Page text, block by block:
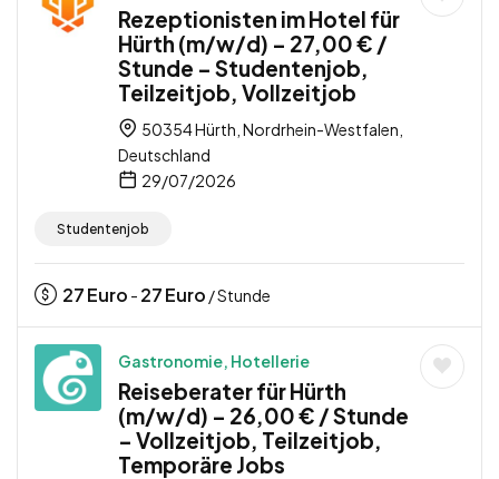
Rezeptionisten im Hotel für
Hürth (m/w/d) – 27,00 € /
Stunde – Studentenjob,
Teilzeitjob, Vollzeitjob
50354 Hürth, Nordrhein-Westfalen,
Deutschland
29/07/2026
Studentenjob
27Euro - 27Euro / Stunde
Gastronomie, Hotellerie
Reiseberater für Hürth
(m/w/d) – 26,00 € / Stunde
– Vollzeitjob, Teilzeitjob,
Temporäre Jobs